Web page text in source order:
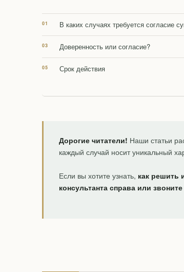
В каких случаях требуется согласие
Доверенность или согласие?
Срок действия
Дорогие читатели! Наши статьи
каждый случай носит уникальный
Если вы хотите узнать, как решить
консультанта справа или